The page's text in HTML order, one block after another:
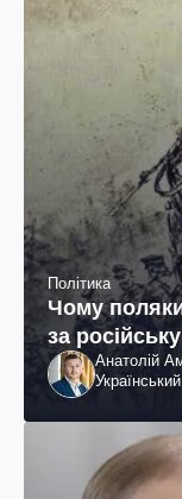
Політика
Чому
за
Анатолій